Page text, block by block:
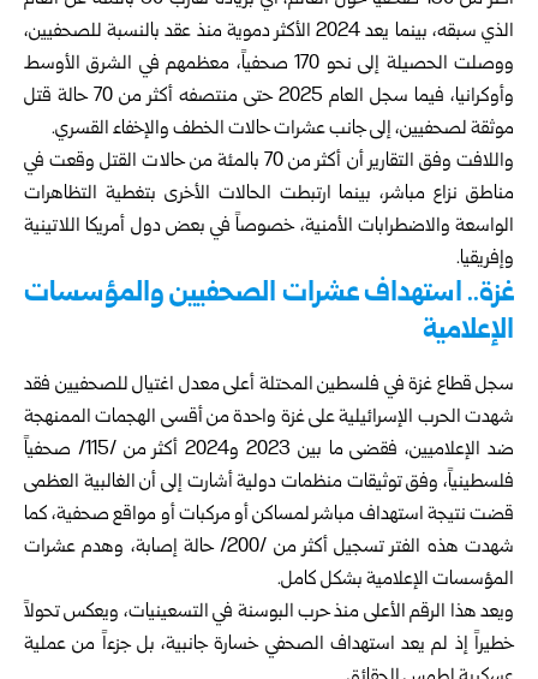
الذي سبقه، بينما يعد 2024 الأكثر دموية منذ عقد بالنسبة للصحفيين،
ووصلت الحصيلة إلى نحو 170 صحفياً، معظمهم في الشرق الأوسط
وأوكرانيا، فيما سجل العام 2025 حتى منتصفه أكثر من 70 حالة قتل
موثقة لصحفيين، إلى جانب عشرات حالات الخطف والإخفاء القسري.
واللافت وفق التقارير أن أكثر من 70 بالمئة من حالات القتل وقعت في
مناطق نزاع مباشر، بينما ارتبطت الحالات الأخرى بتغطية التظاهرات
الواسعة والاضطرابات الأمنية، خصوصاً في بعض دول أمريكا اللاتينية
وإفريقيا.
غزة.. استهداف عشرات الصحفيين والمؤسسات
الإعلامية
سجل قطاع غزة في فلسطين المحتلة أعلى معدل اغتيال للصحفيين فقد
شهدت الحرب الإسرائيلية على غزة واحدة من أقسى الهجمات الممنهجة
ضد الإعلاميين، فقضى ما بين 2023 و2024 أكثر من /115/ صحفياً
فلسطينياً، وفق توثيقات منظمات دولية أشارت إلى أن الغالبية العظمى
قضت نتيجة استهداف مباشر لمساكن أو مركبات أو مواقع صحفية، كما
شهدت هذه الفتر تسجيل أكثر من /200/ حالة إصابة، وهدم عشرات
المؤسسات الإعلامية بشكل كامل.
ويعد هذا الرقم الأعلى منذ حرب البوسنة في التسعينيات، ويعكس تحولاً
خطيراً إذ لم يعد استهداف الصحفي خسارة جانبية، بل جزءاً من عملية